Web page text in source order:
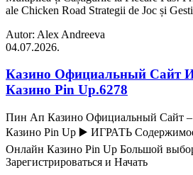
ale Chicken Road Strategii de Joc și
Autor: Alex Andreeva
04.07.2026.
Казино Официальный Сайт
Казино Pin Up.6278
Пин Ап Казино Официальный Сайт –
Казино Pin Up ▶️ ИГРАТЬ
Онлайн Казино Pin Up Большой
Зарегистрироваться и Начать